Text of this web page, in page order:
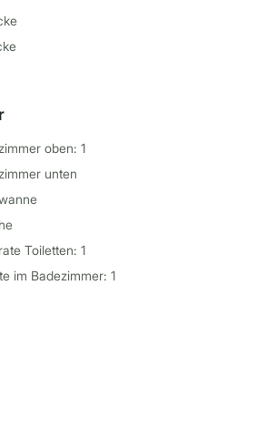
oben: 1
unten
Toiletten: 1
im Badezimmer: 1